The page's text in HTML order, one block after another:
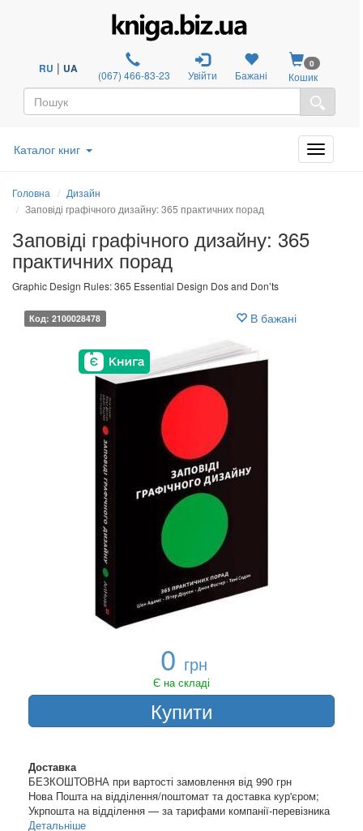
RU | UA (067) 466-83-23 Увійти Бажані
0
Кошик
Каталог книг
Головна
Дизайн
Заповіді графічного дизайну: 365 практичних порад
Заповіді графічного дизайну: 365
практичних порад
Graphic Design Rules: 365 Essential Design Dos and Don’ts
Код: 2100028478 В бажані
0 грн
Є на складі
Купити
Доставка
БЕЗКОШТОВНА при вартості замовлення від 990 грн
Нова Пошта на відділення/поштомат та доставка кур'єром;
Укрпошта на відділення — за тарифами компанії-перевізника
Детальніше